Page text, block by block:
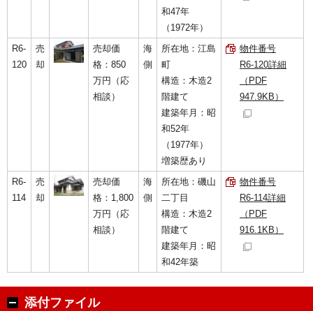
和47年
（1972年）
R6-
120
売
却
売却価
格：850
万円（応
相談）
海
側
所在地：江島
町
構造：木造2
階建て
建築年月：昭
和52年
（1977年）
増築歴あり
物件番号
R6-120詳細
（PDF
947.9KB）
R6-
114
売
却
売却価
格：1,800
万円（応
相談）
海
側
所在地：磯山
二丁目
構造：木造2
階建て
建築年月：昭
和42年築
物件番号
R6-114詳細
（PDF
916.1KB）
添付ファイル